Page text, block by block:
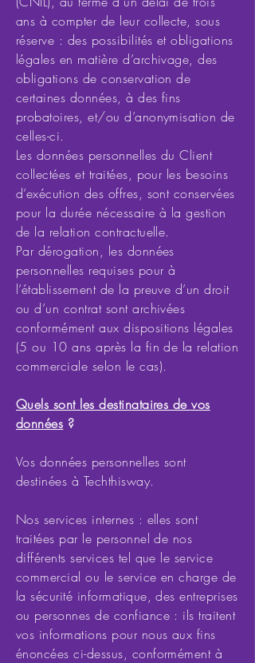
ans à compter de leur collecte, sous
réserve : des possibilités et obligations
légales en matière d’archivage, des
obligations de conservation de
certaines données, à des fins
probatoires, et/ou d’anonymisation de
celles-ci.
Les données personnelles du Client
collectées et traitées, pour les besoins
d’exécution des offres, sont conservées
pour la durée nécessaire à la gestion
de la relation contractuelle.
Par dérogation, les données
personnelles requises pour à
l’établissement de la preuve d’un droit
ou d’un contrat sont archivées
conformément aux dispositions légales
(5 ou 10 ans après la fin de la relation
commerciale selon le cas).
Quels sont les destinataires de vos
données ?
Vos données personnelles sont
destinées à Techthisway.
Nos services internes : elles sont
traitées par le personnel de nos
différents services tel que le service
commercial ou le service en charge de
la sécurité informatique, des entreprises
ou personnes de confiance : ils traitent
vos informations pour nous aux fins
énoncées ci-dessus, conformément à